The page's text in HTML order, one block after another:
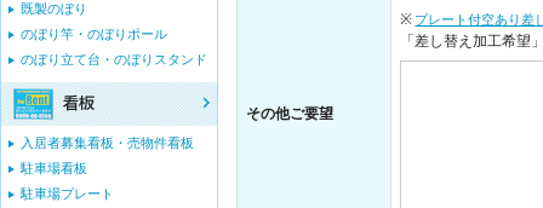
その他ご要望
※ プレート付空あり差
「差し替え加工希望
既製のぼり
のぼり竿・のぼりポール
のぼり立て台・のぼりスタンド
入居者募集看板・売物件看板
駐車場看板
駐車場プレート